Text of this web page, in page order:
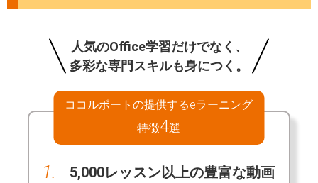
人気のOffice学習だけでなく、
多彩な専門スキルも身につく。
ココルポートの提供するeラーニング
特徴4選
1. 5,000レッスン以上の豊富な動画